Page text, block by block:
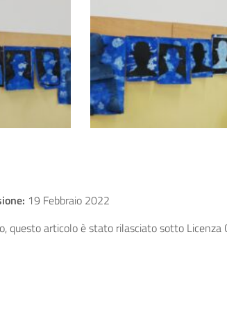
19 Febbraio 2022
questo articolo è stato rilasciato sotto